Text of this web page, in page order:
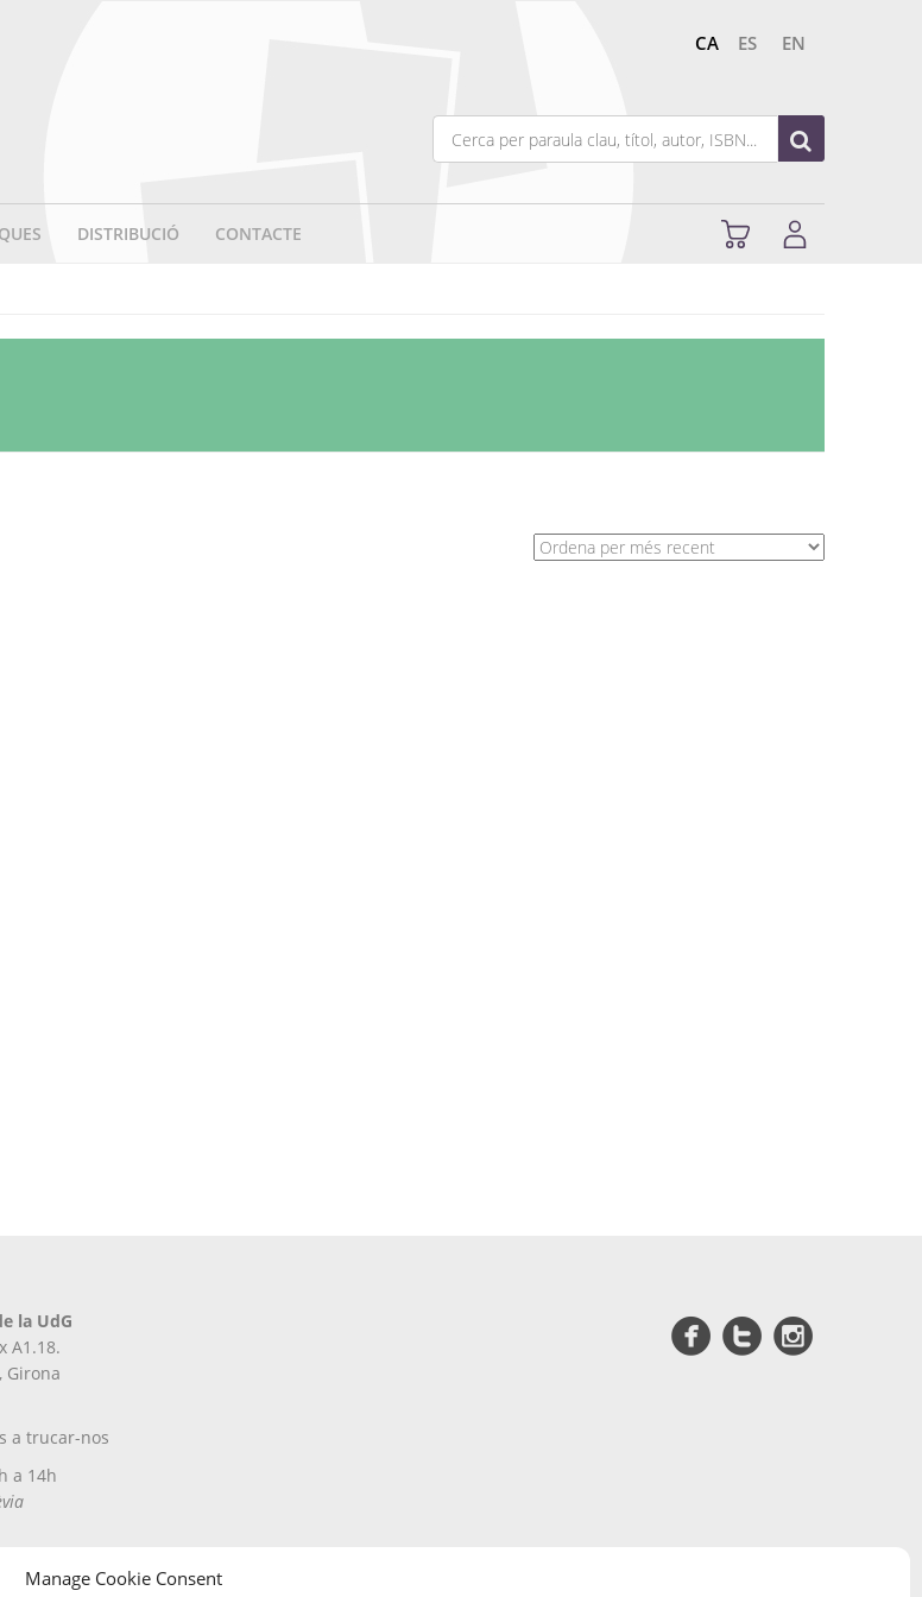
Manage Cookie Consent
CA ES EN
DISTRIBUCIÓ CONTACTE
la UdG
A1.18.
Girona
a trucar-nos
a 14h